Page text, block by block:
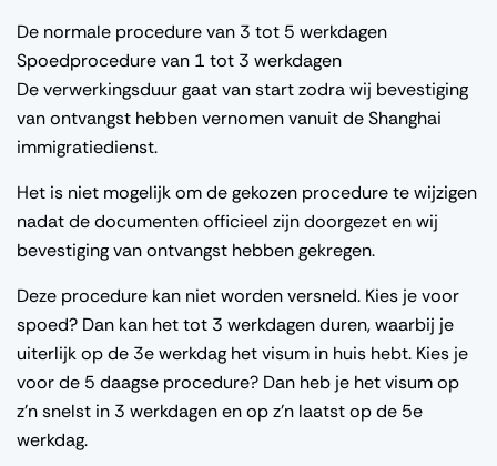
De normale procedure van 3 tot 5 werkdagen
Spoedprocedure van 1 tot 3 werkdagen
De verwerkingsduur gaat van start zodra wij bevestiging
van ontvangst hebben vernomen vanuit de Shanghai
immigratiedienst.
Het is niet mogelijk om de gekozen procedure te wijzigen
nadat de documenten officieel zijn doorgezet en wij
bevestiging van ontvangst hebben gekregen.
Deze procedure kan niet worden versneld. Kies je voor
spoed? Dan kan het tot 3 werkdagen duren, waarbij je
uiterlijk op de 3e werkdag het visum in huis hebt. Kies je
voor de 5 daagse procedure? Dan heb je het visum op
z’n snelst in 3 werkdagen en op z’n laatst op de 5e
werkdag.